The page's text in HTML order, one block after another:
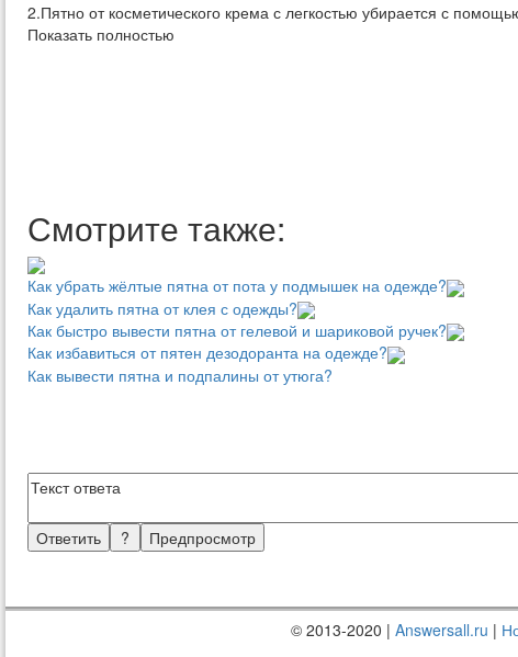
2.Пятно от косметического крема с легкостью убирается с
Показать полностью
Смотрите также:
Как убрать жёлтые пятна от пота у подмышек на одежде?
Как удалить пятна от клея с одежды?
Как быстро вывести пятна от гелевой и шариковой ручек?
Как избавиться от пятен дезодоранта на одежде?
Как вывести пятна и подпалины от утюга?
© 2013-2020 | Answersall.ru |